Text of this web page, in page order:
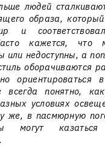
людей
образа,
и
кажется, что
или недоступны, а
оборачиваются
ориентироваться
всегда понятно,
условиях
же, в пасмюрную
могут